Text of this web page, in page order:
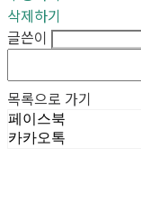
삭제하기
글쓴이
목록으로 가기
페이스북
카카오톡